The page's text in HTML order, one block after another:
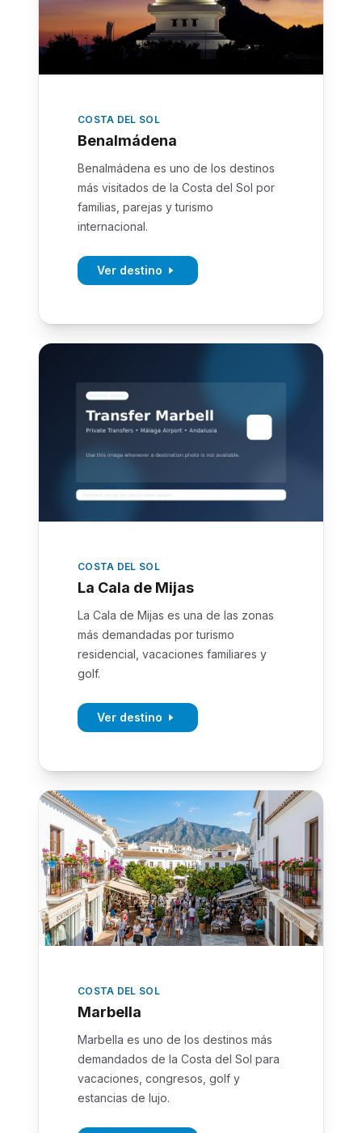
COSTA DEL SOL
Benalmádena
Benalmádena es uno de los destinos
más visitados de la Costa del Sol por
familias, parejas y turismo
internacional.
Ver destino
COSTA DEL SOL
La Cala de Mijas
La Cala de Mijas es una de las zonas
más demandadas por turismo
residencial, vacaciones familiares y
golf.
Ver destino
COSTA DEL SOL
Marbella
Marbella es uno de los destinos más
demandados de la Costa del Sol para
vacaciones, congresos, golf y
estancias de lujo.